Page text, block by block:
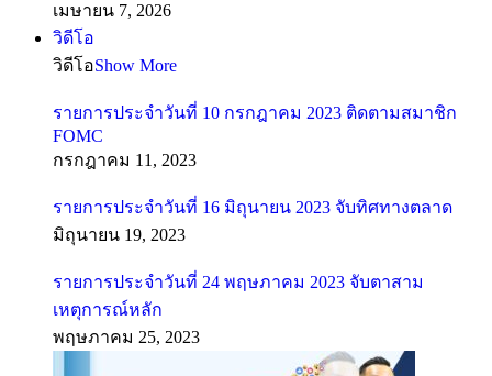
เมษายน 7, 2026
วิดีโอ
วิดีโอShow More
รายการประจำวันที่ 10 กรกฎาคม 2023 ติดตามสมาชิก
FOMC
กรกฎาคม 11, 2023
รายการประจำวันที่ 16 มิถุนายน 2023 จับทิศทางตลาด
มิถุนายน 19, 2023
รายการประจำวันที่ 24 พฤษภาคม 2023 จับตาสาม
เหตุการณ์หลัก
พฤษภาคม 25, 2023